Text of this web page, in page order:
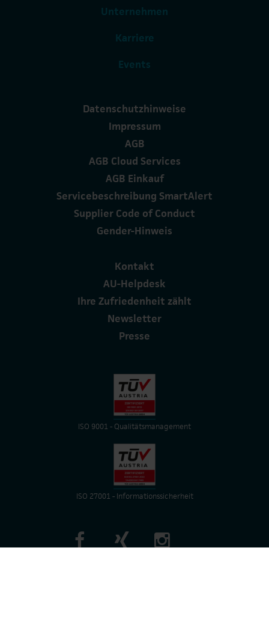
Unternehmen
Karriere
Events
Datenschutzhinweise
Impressum
AGB
AGB Cloud Services
AGB Einkauf
Servicebeschreibung SmartAlert
Supplier Code of Conduct
Gender-Hinweis
Kontakt
AU-Helpdesk
Ihre Zufriedenheit zählt
Newsletter
Presse
ISO 9001 - Qualitätsmanagement
ISO 27001 - Informationssicherheit